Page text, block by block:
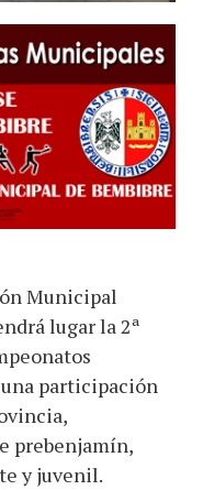
Municipal
lugar la 2ª
una participación
prebenjamín,
y juvenil.